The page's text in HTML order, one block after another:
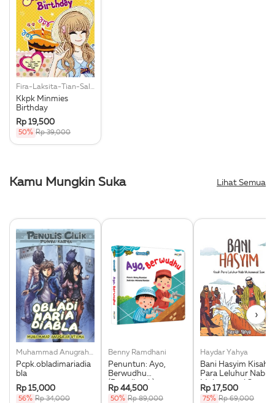
Fira-Laksita-Tian-Salma, Dkk
Kkpk Minmies
Birthday
Rp 19,500
50% Rp 39,000
Kamu Mungkin Suka Lihat Semua
Muhammad Anugrah Utama
Pcpk.obladimariadia
bla
Rp 15,000
56% Rp 34,000
Benny Ramdhani
Penuntun: Ayo,
Berwudhu
(Boardbook)
Rp 44,500
50% Rp 89,000
Haydar Yahya
Bani Hasyim Kisah
Para Leluhur Nabi
Muhammad Saw.
Rp 17,500
75% Rp 69,000
›